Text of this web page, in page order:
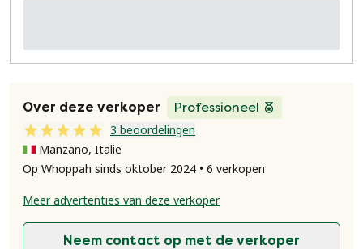
Over deze verkoper
Professioneel
3 beoordelingen
Manzano, Italië
Op Whoppah sinds oktober 2024 • 6 verkopen
Meer advertenties van deze verkoper
Neem contact op met de verkoper